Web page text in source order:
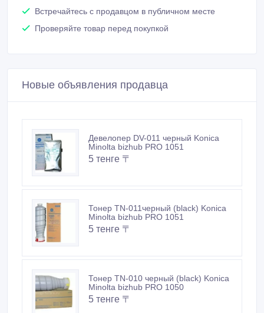
Встречайтесь с продавцом в публичном месте
Проверяйте товар перед покупкой
Новые объявления продавца
Девелопер DV-011 черный Konica
Minolta bizhub PRO 1051
5 тенге 〒
Тонер TN-011черный (black) Konica
Minolta bizhub PRO 1051
5 тенге 〒
Тонер TN-010 черный (black) Konica
Minolta bizhub PRO 1050
5 тенге 〒